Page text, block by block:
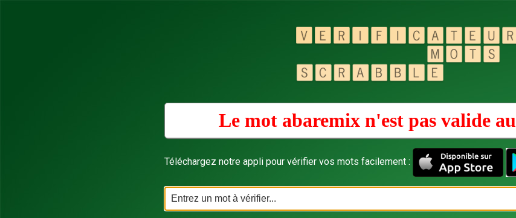
Le mot abaremix n'est pas valide au
Téléchargez notre appli pour vérifier vos mots facilement :